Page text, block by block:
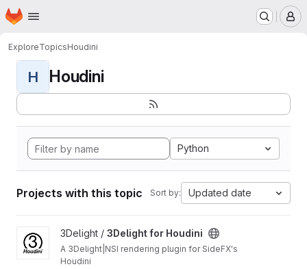
Skip to main content
Homepage
ExploreTopicsHoudini
H Houdini
Python
Projects with this topic Sort by: Updated date
View 3Delight for Houdini project
3Delight / 3Delight for Houdini
A 3Delight|NSI rendering plugin for SideFX's
Houdini